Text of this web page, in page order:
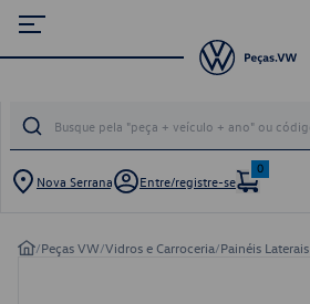
Nova Serrana Entre/registre-se
0
/Peças VW/Vidros e Carroceria/Painéis Laterais